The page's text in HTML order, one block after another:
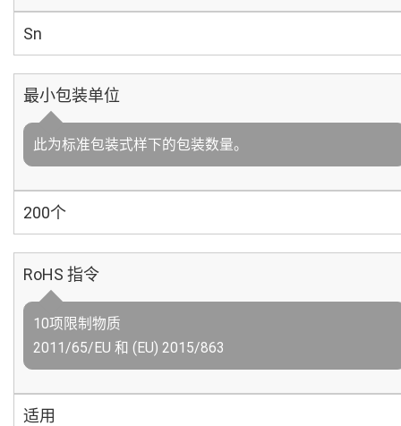
Sn
最小包装单位
此为标准包装式样下的包装数量。
200个
RoHS 指令
10项限制物质
2011/65/EU 和 (EU) 2015/863
适用